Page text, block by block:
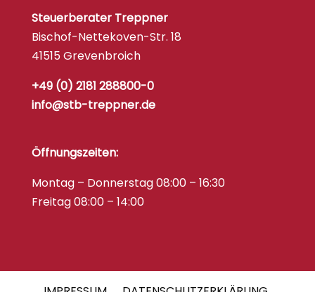
Steuerberater Treppner
Bischof-Nettekoven-Str. 18
41515 Grevenbroich
+49 (0) 2181 288800-0
info@stb-treppner.de
Öffnungszeiten:
Montag – Donnerstag 08:00 – 16:30
Freitag 08:00 – 14:00